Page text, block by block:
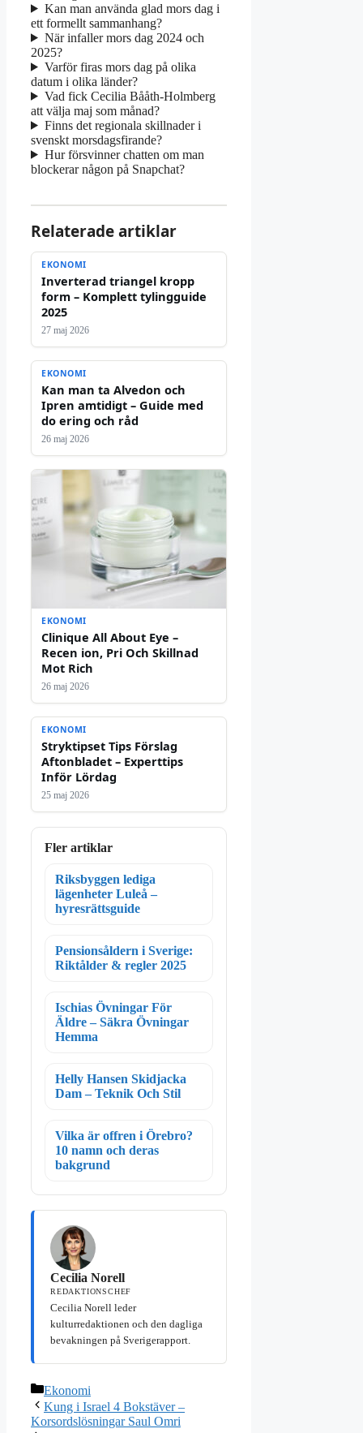
Kan man använda glad mors dag i
ett formellt sammanhang?
När infaller mors dag 2024 och
2025?
Varför firas mors dag på olika
datum i olika länder?
Vad fick Cecilia Bååth-Holmberg
att välja maj som månad?
Finns det regionala skillnader i
svenskt morsdagsfirande?
Hur försvinner chatten om man
blockerar någon på Snapchat?
Relaterade artiklar
EKONOMI
Inverterad triangel kropp
form – Komplett tylingguide
2025
27 maj 2026
EKONOMI
Kan man ta Alvedon och
Ipren amtidigt – Guide med
do ering och råd
26 maj 2026
EKONOMI
Clinique All About Eye –
Recen ion, Pri Och Skillnad
Mot Rich
26 maj 2026
EKONOMI
Stryktipset Tips Förslag
Aftonbladet – Experttips
Inför Lördag
25 maj 2026
Fler artiklar
Riksbyggen lediga
lägenheter Luleå –
hyresrättsguide
Pensionsåldern i Sverige:
Riktålder & regler 2025
Ischias Övningar För
Äldre – Säkra Övningar
Hemma
Helly Hansen Skidjacka
Dam – Teknik Och Stil
Vilka är offren i Örebro?
10 namn och deras
bakgrund
Cecilia Norell
REDAKTIONSCHEF
Cecilia Norell leder
kulturredaktionen och den dagliga
bevakningen på Sverigerapport.
Kategorier
Ekonomi
Kung i Israel 4 Bokstäver –
Korsordslösningar Saul Omri